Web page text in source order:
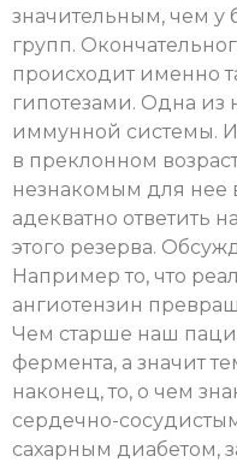
значительным, чем у
групп.
происходит именно
гипотезами. Одна из
иммунной системы.
в преклонном
незнакомым для нее
адекватно ответить
этого резерва.
Например то, что
ангиотензин
Чем старше наш
фермента, а значит
наконец, то, о чем
сердечно-
сахарным диабетом,